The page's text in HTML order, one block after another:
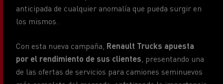
anticipada de cualquier anomalía que pueda surgir en
los mismos.
Con esta nueva campaña, Renault Trucks apuesta
por el rendimiento de sus clientes , presentando una
de las ofertas de servicios para camiones seminuevos